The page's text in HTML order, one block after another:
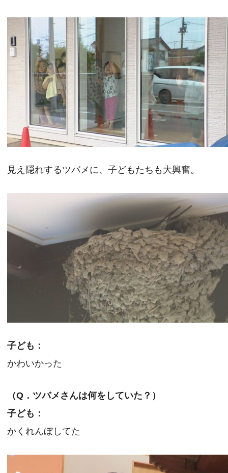
見え隠れするツバメに、子どもたちも大興奮。
子ども：
かわいかった
（Q．ツバメさんは何をしていた？）
子ども：
かくれんぼしてた